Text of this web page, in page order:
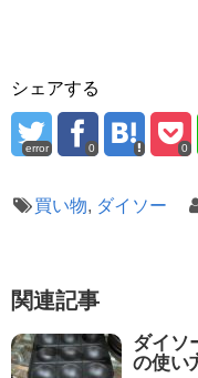
シェアする
error 0 0
買い物, ダイソー
関連記事
ダイソ
の使い